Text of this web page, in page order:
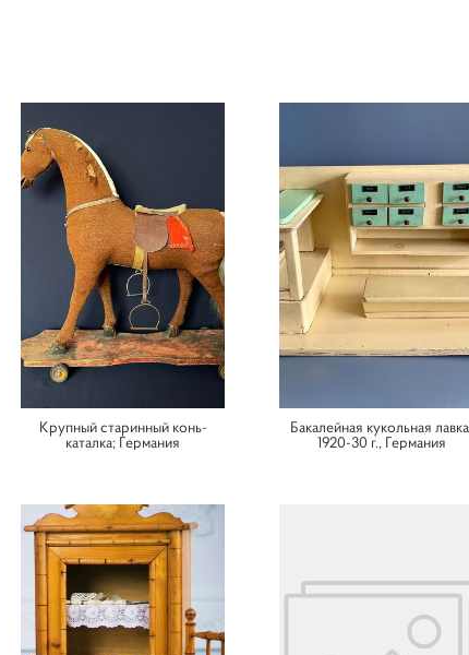
Крупный старинный конь-
каталка; Германия
Бакалейная кукольная
1920-30 г., Германия